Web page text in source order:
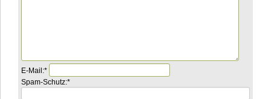
Pflichtfeld
E-Mail:*
Pflichtfeld
Spam-Schutz:*Bitte
addieren